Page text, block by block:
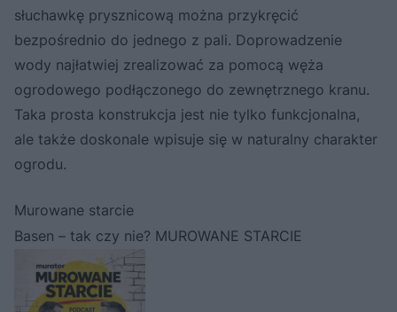
słuchawkę prysznicową można przykręcić
bezpośrednio do jednego z pali. Doprowadzenie
wody najłatwiej zrealizować za pomocą węża
ogrodowego podłączonego do zewnętrznego kranu.
Taka prosta konstrukcja jest nie tylko funkcjonalna,
ale także doskonale wpisuje się w naturalny charakter
ogrodu.
Murowane starcie
Basen – tak czy nie? MUROWANE STARCIE